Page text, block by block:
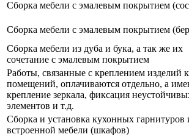
Сборка мебели с эмалевым покрытием
Сборка мебели с эмалевым покрытием
Сборка мебели из дуба и бука, а так же их
сочетание с эмалевым покрытием
Работы, связанные с креплением изделий
помещений, оплачиваются отдельно, а
крепление зеркала, фиксация
элементов и т.д.
Сборка и установка кухонных гарнитуров
встроенной мебели (шкафов)